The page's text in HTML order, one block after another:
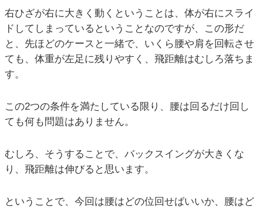
右ひざが右に大きく動くということは、体が右にスライ
ドしてしまっているということなのですが、この形だ
と、先ほどのケースと一緒で、いくら腰や肩を回転させ
ても、体重が左足に残りやすく、飛距離はむしろ落ちま
す。
この2つの条件を満たしている限り、腰は回るだけ回し
ても何も問題はありません。
むしろ、そうすることで、バックスイングが大きくな
り、飛距離は伸びると思います。
ということで、今回は腰はどの位回せばいいか、腰はど